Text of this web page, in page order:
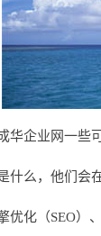
企业网一些
么，他们会
化（SEO